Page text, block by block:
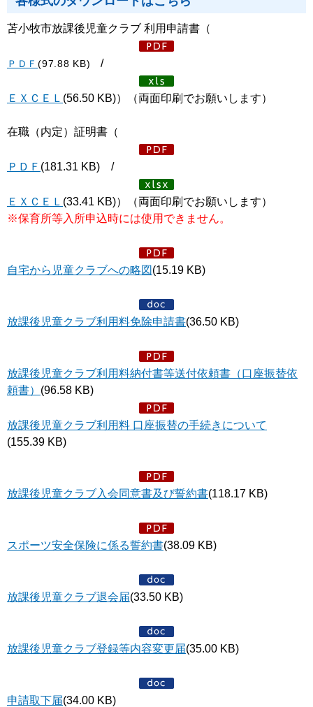
苫小牧市放課後児童クラブ 利用申請書（
ＰＤＦ(97.88 KB)/
ＥＸＣＥＬ (56.50 KB)）（両面印刷でお願いします）
在職（内定）証明書（
ＰＤＦ (181.31 KB) /
ＥＸＣＥＬ (33.41 KB)）（両面印刷でお願いします）
※保育所等入所申込時には使用できません。
自宅から児童クラブへの略図 (15.19 KB)
放課後児童クラブ利用料免除申請書(36.50 KB)
放課後児童クラブ利用料納付書等送付依頼書（口座振替依
頼書） (96.58 KB)
放課後児童クラブ利用料 口座振替の手続きについて
(155.39 KB)
放課後児童クラブ入会同意書及び誓約書(118.17 KB)
スポーツ安全保険に係る誓約書(38.09 KB)
放課後児童クラブ退会届(33.50 KB)
放課後児童クラブ登録等内容変更届(35.00 KB)
申請取下届(34.00 KB)